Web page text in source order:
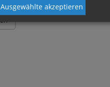
Ausgewählte akzeptieren